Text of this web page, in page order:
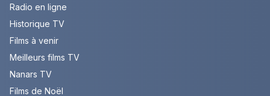
Radio en ligne
Historique TV
Films à venir
Meilleurs films TV
Nanars TV
Films de Noël